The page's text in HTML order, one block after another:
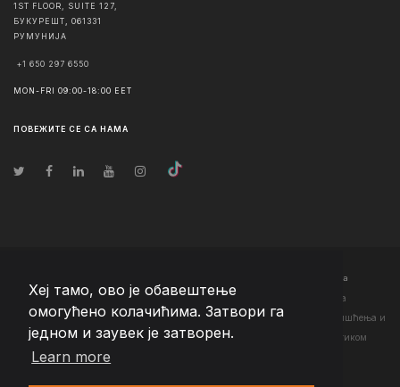
Хеј тамо, ово је обавештење
омогућено колачићима. Затвори га
једном и заувек је затворен.
Learn more
1ST FLOOR, SUITE 127,
БУКУРЕШТ
061331
РУМУНИЈА
+1 650 297 6550
MON-FRI 09:00-18:00 EET
ПОВЕЖИТЕ СЕ СА НАМА
- Сва права задржана
Changelog● Коришћењем ове странице слажете се са нашим <а
href="https://teamextension.rs/sr/pravni/uslovi-koriscenja">Условима коришћења и
<а href="https://teamextension.rs/sr/pravni/pravila-privatnosti">Политиком